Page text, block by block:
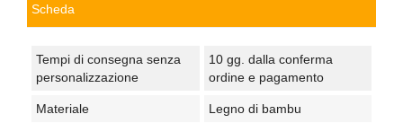
Scheda
Tempi di consegna senza
personalizzazione
10 gg. dalla conferma
ordine e pagamento
Materiale Legno di bambu